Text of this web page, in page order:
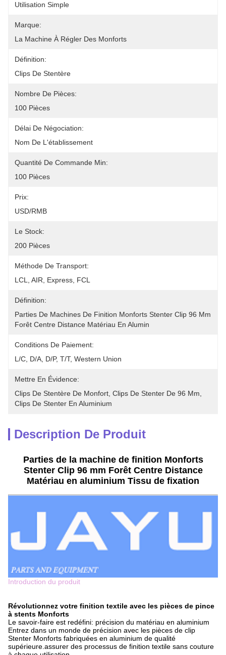
Utilisation Simple
Marque:
La Machine À Régler Des Monforts
Définition:
Clips De Stentère
Nombre De Pièces:
100 Pièces
Délai De Négociation:
Nom De L'établissement
Quantité De Commande Min:
100 Pièces
Prix:
USD/RMB
Le Stock:
200 Pièces
Méthode De Transport:
LCL, AIR, Express, FCL
Définition:
Parties De Machines De Finition Monforts Stenter Clip 96 Mm
Forêt Centre Distance Matériau En Alumin
Conditions De Paiement:
L/C, D/A, D/P, T/T, Western Union
Mettre En Évidence:
Clips De Stentère De Monfort Clips De Stenter De 96 Mm
Clips De Stenter En Aluminium
Description De Produit
Parties de la machine de finition Monforts
Stenter Clip 96 mm Forêt Centre Distance
Matériau en aluminium Tissu de fixation
Introduction du produit
Révolutionnez votre finition textile avec les pièces de pince
à stents Monforts
Le savoir-faire est redéfini: précision du matériau en aluminium
Entrez dans un monde de précision avec les pièces de clip
Stenter Monforts fabriquées en aluminium de qualité
supérieure.assurer des processus de finition textile sans couture